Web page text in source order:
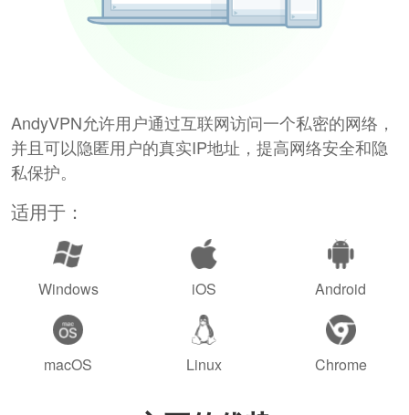
AndyVPN允许用户通过互联网访问一个私密的网络，
并且可以隐匿用户的真实IP地址，提高网络安全和隐
私保护。
适用于：
Windows iOS Android
macOS Linux Chrome